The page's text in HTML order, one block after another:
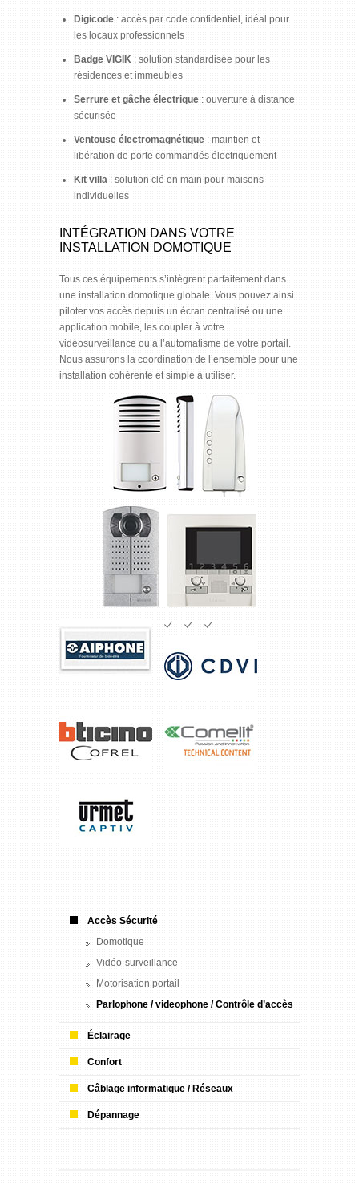
Digicode : accès par code confidentiel, idéal pour
les locaux professionnels
Badge VIGIK : solution standardisée pour les
résidences et immeubles
Serrure et gâche électrique : ouverture à distance
sécurisée
Ventouse électromagnétique : maintien et
libération de porte commandés électriquement
Kit villa : solution clé en main pour maisons
individuelles
INTÉGRATION DANS VOTRE
INSTALLATION DOMOTIQUE
Tous ces équipements s’intègrent parfaitement dans
une installation domotique globale. Vous pouvez ainsi
piloter vos accès depuis un écran centralisé ou une
application mobile, les coupler à votre
vidéosurveillance ou à l’automatisme de votre portail.
Nous assurons la coordination de l’ensemble pour une
installation cohérente et simple à utiliser.
Accès Sécurité
Domotique
Vidéo-surveillance
Motorisation portail
Parlophone / videophone / Contrôle d’accès
Éclairage
Confort
Câblage informatique / Réseaux
Dépannage